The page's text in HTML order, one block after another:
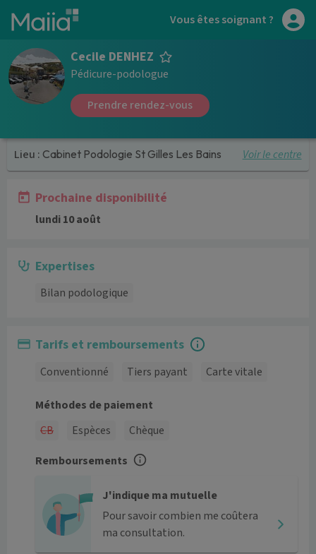
Aller au contenu principal Vous êtes soignant ?
Cecile DENHEZ
Pédicure-podologue
Prendre rendez-vous
Lieu : Cabinet Podologie St Gilles Les Bains Voir le centre
Prochaine disponibilité
lundi 10 août
Expertises
Bilan podologique
Tarifs et remboursements
Conventionné Tiers payant Carte vitale
Méthodes de paiement
CB
Espèces
Chèque
Remboursements
J'indique ma mutuelle
Pour savoir combien me coûtera
ma consultation.